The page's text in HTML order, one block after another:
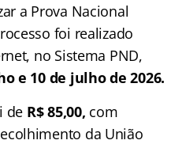
a Prova Nacional
foi realizado
no Sistema PND,
e 10 de julho de 2026.
de R$ 85,00, com
da União